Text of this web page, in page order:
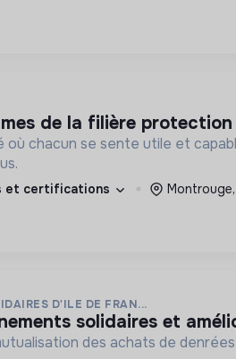
de la filière
chacun se sente utile et
et certifications
D'ILE DE FRAN...
solidaires et
des achats de